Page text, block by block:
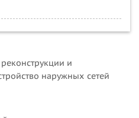
реконструкции и
наружных сетей